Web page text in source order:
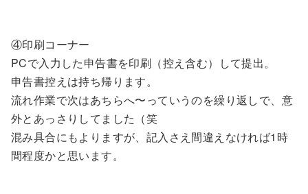
④印刷コーナー
PCで入力した申告書を印刷（控え含む）して提出。
申告書控えは持ち帰ります。
流れ作業で次はあちらへ〜っていうのを繰り返しで、意
外とあっさりしてました（笑
混み具合にもよりますが、記入さえ間違えなければ1時
間程度かと思います。